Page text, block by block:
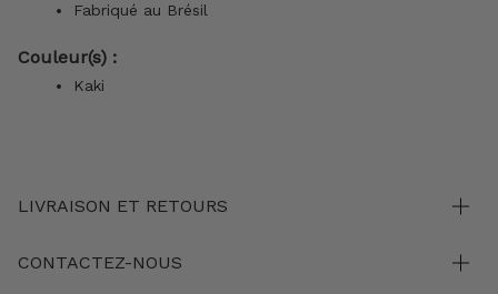
Fabriqué au Brésil
Couleur(s) :
Kaki
LIVRAISON ET RETOURS
CONTACTEZ-NOUS